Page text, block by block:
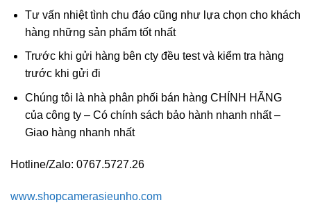
Tư vấn nhiệt tình chu đáo cũng như lựa chọn cho khách
hàng những sản phẩm tốt nhất
Trước khi gửi hàng bên cty đều test và kiểm tra hàng
trước khi gửi đi
Chúng tôi là nhà phân phối bán hàng CHÍNH HÃNG
của công ty – Có chính sách bảo hành nhanh nhất –
Giao hàng nhanh nhất
Hotline/Zalo: 0767.5727.26
www.shopcamerasieunho.com